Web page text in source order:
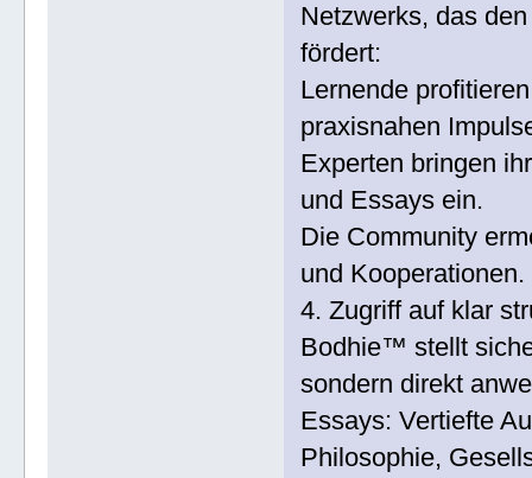
Netzwerks, das
fördert:
Lernende
praxisnahen
Experten bringen
und Essays ein.
Die Community
und Kooperationen.
4. Zugriff auf klar
Bodhie™ stellt
sondern direkt
Essays: Vertiefte
Philosophie,